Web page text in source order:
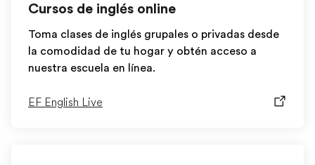
Cursos de inglés online
Toma clases de inglés grupales o privadas desde
la comodidad de tu hogar y obtén acceso a
nuestra escuela en línea.
EF English Live